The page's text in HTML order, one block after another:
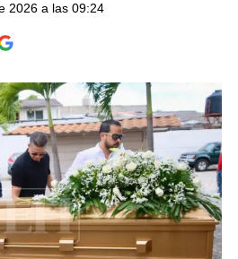
2026 a las 09:24